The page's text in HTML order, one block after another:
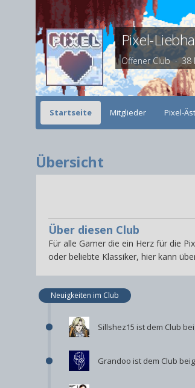
Pixel-
Offener Club · 38
Startseite Mitglieder Pixel-
Übersicht
Über diesen Club
Für alle Gamer die ein Herz für die
oder beliebte Klassiker, hier kann
Neuigkeiten im Club
Sillshez15 ist dem Club
Grandoo ist dem Club